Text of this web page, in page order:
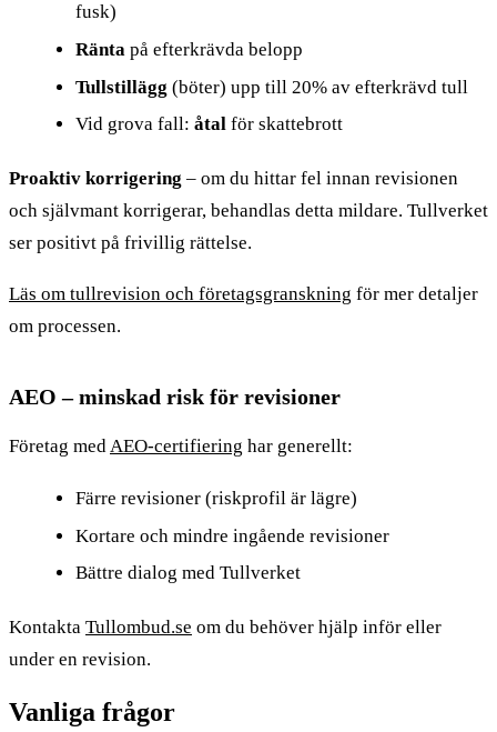
fusk)
Ränta på efterkrävda belopp
Tullstillägg (böter) upp till 20% av efterkrävd tull
Vid grova fall: åtal för skattebrott
Proaktiv korrigering – om du hittar fel innan revisionen
och självmant korrigerar, behandlas detta mildare. Tullverket
ser positivt på frivillig rättelse.
Läs om tullrevision och företagsgranskning för mer detaljer
om processen.
AEO – minskad risk för revisioner
Företag medAEO-certifiering har generellt:
Färre revisioner (riskprofil är lägre)
Kortare och mindre ingående revisioner
Bättre dialog med Tullverket
Kontakta Tullombud.se om du behöver hjälp inför eller
under en revision.
Vanliga frågor